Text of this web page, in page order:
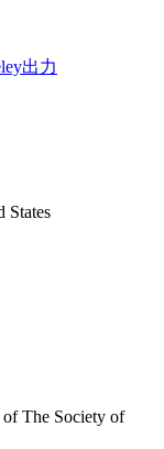
出力
States
The Society of